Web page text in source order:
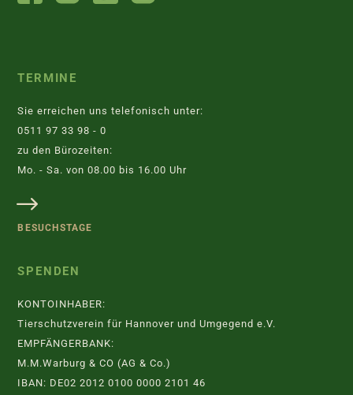
TIERHEIM
JUGENDTIERSCHUTZGRUPPE
TERMINE
Sie erreichen uns telefonisch unter:
0511 97 33 98 - 0
zu den Bürozeiten:
Mo. - Sa. von 08.00 bis 16.00 Uhr
BESUCHSTAGE
SPENDEN
KONTOINHABER:
Tierschutzverein für Hannover und Umgegend e.V.
EMPFÄNGERBANK:
M.M.Warburg & CO (AG & Co.)
IBAN: DE02 2012 0100 0000 2101 46